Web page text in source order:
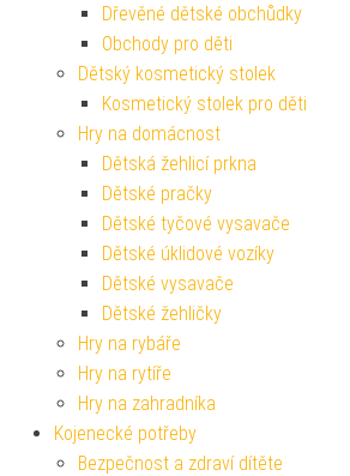
Dřevěné dětské obchůdky
Obchody pro děti
Dětský kosmetický stolek
Kosmetický stolek pro děti
Hry na domácnost
Dětská žehlicí prkna
Dětské pračky
Dětské tyčové vysavače
Dětské úklidové vozíky
Dětské vysavače
Dětské žehličky
Hry na rybáře
Hry na rytíře
Hry na zahradníka
Kojenecké potřeby
Bezpečnost a zdraví dítěte